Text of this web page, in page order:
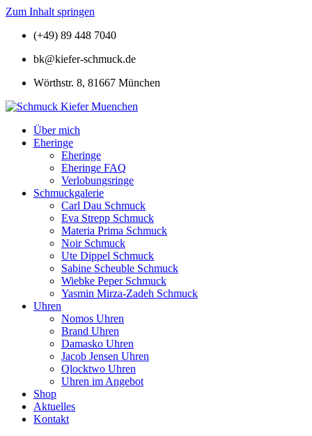
Zum Inhalt springen
(+49) 89 448 7040
bk@kiefer-schmuck.de
Wörthstr. 8, 81667 München
Über mich
Eheringe
Eheringe
Eheringe FAQ
Verlobungsringe
Schmuckgalerie
Carl Dau Schmuck
Eva Strepp Schmuck
Materia Prima Schmuck
Noir Schmuck
Ute Dippel Schmuck
Sabine Scheuble Schmuck
Wiebke Peper Schmuck
Yasmin Mirza-Zadeh Schmuck
Uhren
Nomos Uhren
Brand Uhren
Damasko Uhren
Jacob Jensen Uhren
Qlocktwo Uhren
Uhren im Angebot
Shop
Aktuelles
Kontakt